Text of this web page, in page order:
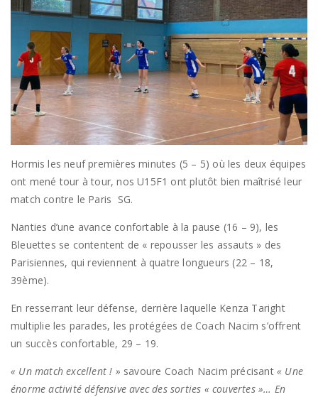
Hormis les neuf premières minutes (5 – 5) où les deux équipes
ont mené tour à tour, nos U15F1 ont plutôt bien maîtrisé leur
match contre le Paris SG.
Nanties d’une avance confortable à la pause (16 – 9), les
Bleuettes se contentent de « repousser les assauts » des
Parisiennes, qui reviennent à quatre longueurs (22 – 18,
39ème).
En resserrant leur défense, derrière laquelle Kenza Taright
multiplie les parades, les protégées de Coach Nacim s’offrent
un succès confortable, 29 – 19.
« Un match excellent ! » savoure Coach Nacim précisant« Une
énorme activité défensive avec des sorties « couvertes »… En